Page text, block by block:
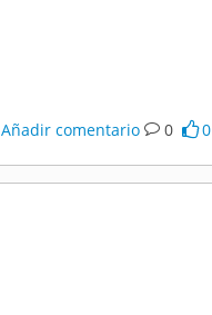
Añadir comentario 0 0